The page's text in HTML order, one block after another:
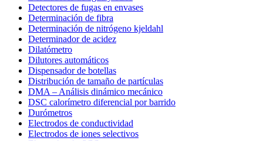
Detectores de fugas en envases
Determinación de fibra
Determinación de nitrógeno kjeldahl
Determinador de acidez
Dilatómetro
Dilutores automáticos
Dispensador de botellas
Distribución de tamaño de partículas
DMA – Análisis dinámico mecánico
DSC calorímetro diferencial por barrido
Durómetros
Electrodos de conductividad
Electrodos de iones selectivos